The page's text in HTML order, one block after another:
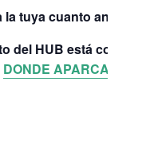
tuya cuanto antes.
del HUB está
DONDE APARCAR